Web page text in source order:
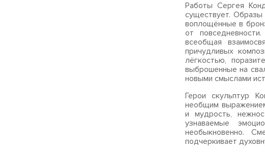
Работы Сергея
существует. Образы
воплощённые в
от
всеобщая
причудливых
лёгкостью,
выброшенные на
новыми смыслами
Герои скульптур
необщим
и мудрость,
узнаваемые
необыкновенно.
подчеркивает